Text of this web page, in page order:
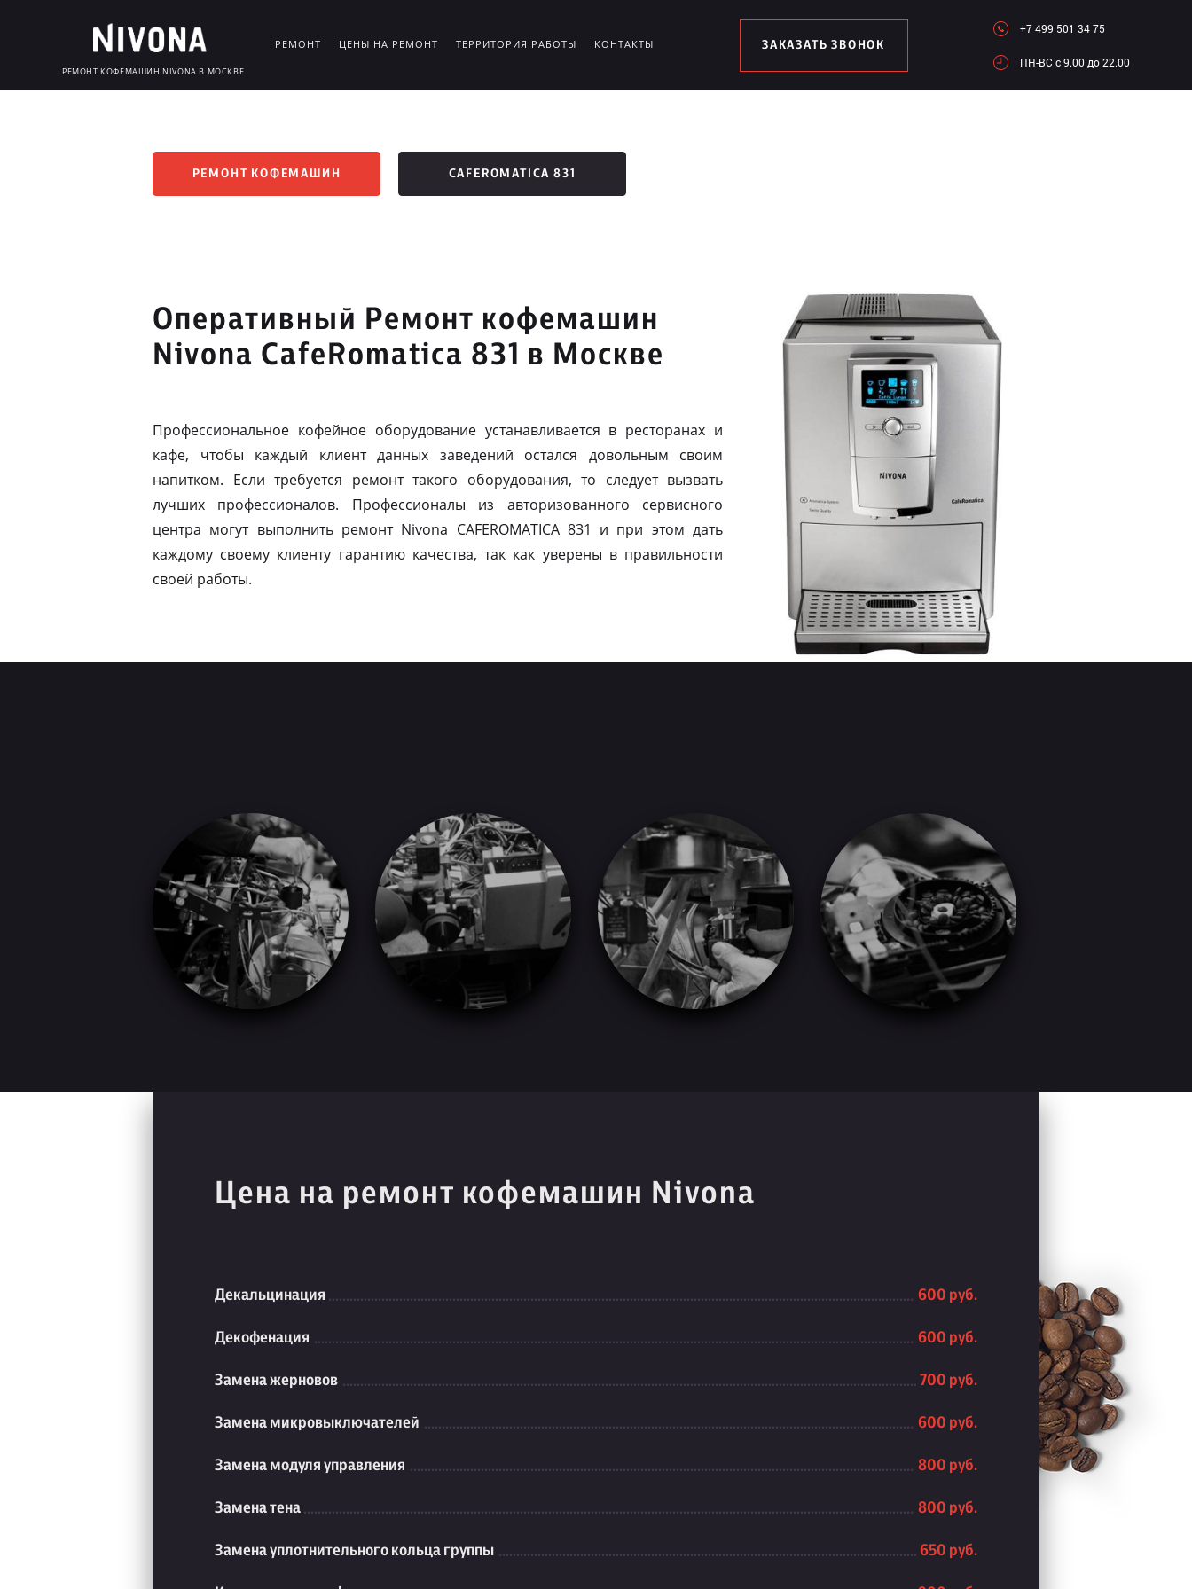
РЕМОНТ КОФЕМАШИН NIVONA В МОСКВЕ
РЕМОНТ ЦЕНЫ НА РЕМОНТ ТЕРРИТОРИЯ РАБОТЫ КОНТАКТЫ ЗАКАЗАТЬ ЗВОНОК
+7 499 501 34 75
ПН-ВC c 9.00 до 22.00
РЕМОНТ КОФЕМАШИН CAFEROMATICA 831
Оперативный Ремонт кофемашин
Nivona CafeRomatica 831 в Москве
Профессиональное кофейное оборудование устанавливается в ресторанах и
кафе, чтобы каждый клиент данных заведений остался довольным своим
напитком. Если требуется ремонт такого оборудования, то следует вызвать
лучших профессионалов. Профессионалы из авторизованного сервисного
центра могут выполнить ремонт Nivona CAFEROMATICA 831 и при этом дать
каждому своему клиенту гарантию качества, так как уверены в правильности
своей работы.
Цена на ремонт кофемашин Nivona
Декальцинация 600 руб.
Декофенация 600 руб.
Замена жерновов 700 руб.
Замена микровыключателей 600 руб.
Замена модуля управления 800 руб.
Замена тена 800 руб.
Замена уплотнительного кольца группы 650 руб.